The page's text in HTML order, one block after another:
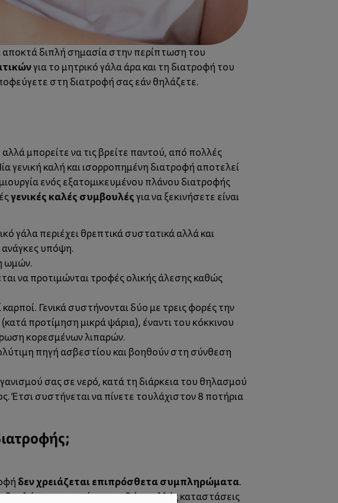
αποκτά διπλή σημασία στην περίπτωση του
για το μητρικό γάλα άρα και τη διατροφή του
στη διατροφή σας εάν θηλάζετε.
αλλά μπορείτε να τις βρείτε παντού, από πολλές
γενική καλή και ισορροπημένη διατροφή αποτελεί
ενός εξατομικευμένου πλάνου διατροφής
γενικές καλές συμβουλέςγια να ξεκινήσετε είναι
γάλα περιέχει θρεπτικά συστατικά αλλά και
ανάγκες υπόψη.
ωμών.
να προτιμώνται τροφές ολικής άλεσης καθώς
Γενικά συστήνονται δύο με τρεις φορές την
προτίμηση μικρά ψάρια), έναντι του κόκκινου
κορεσμένων λιπαρών.
πηγή ασβεστίου και βοηθούν στη σύνθεση
σας σε νερό, κατά τη διάρκεια του θηλασμού
Έτσι συστήνεται να πίνετε τουλάχιστον 8 ποτήρια
δεν χρειάζεται επιπρόσθετα συμπληρώματα.
του γιατρού σας, καθώς πολλές καταστάσεις